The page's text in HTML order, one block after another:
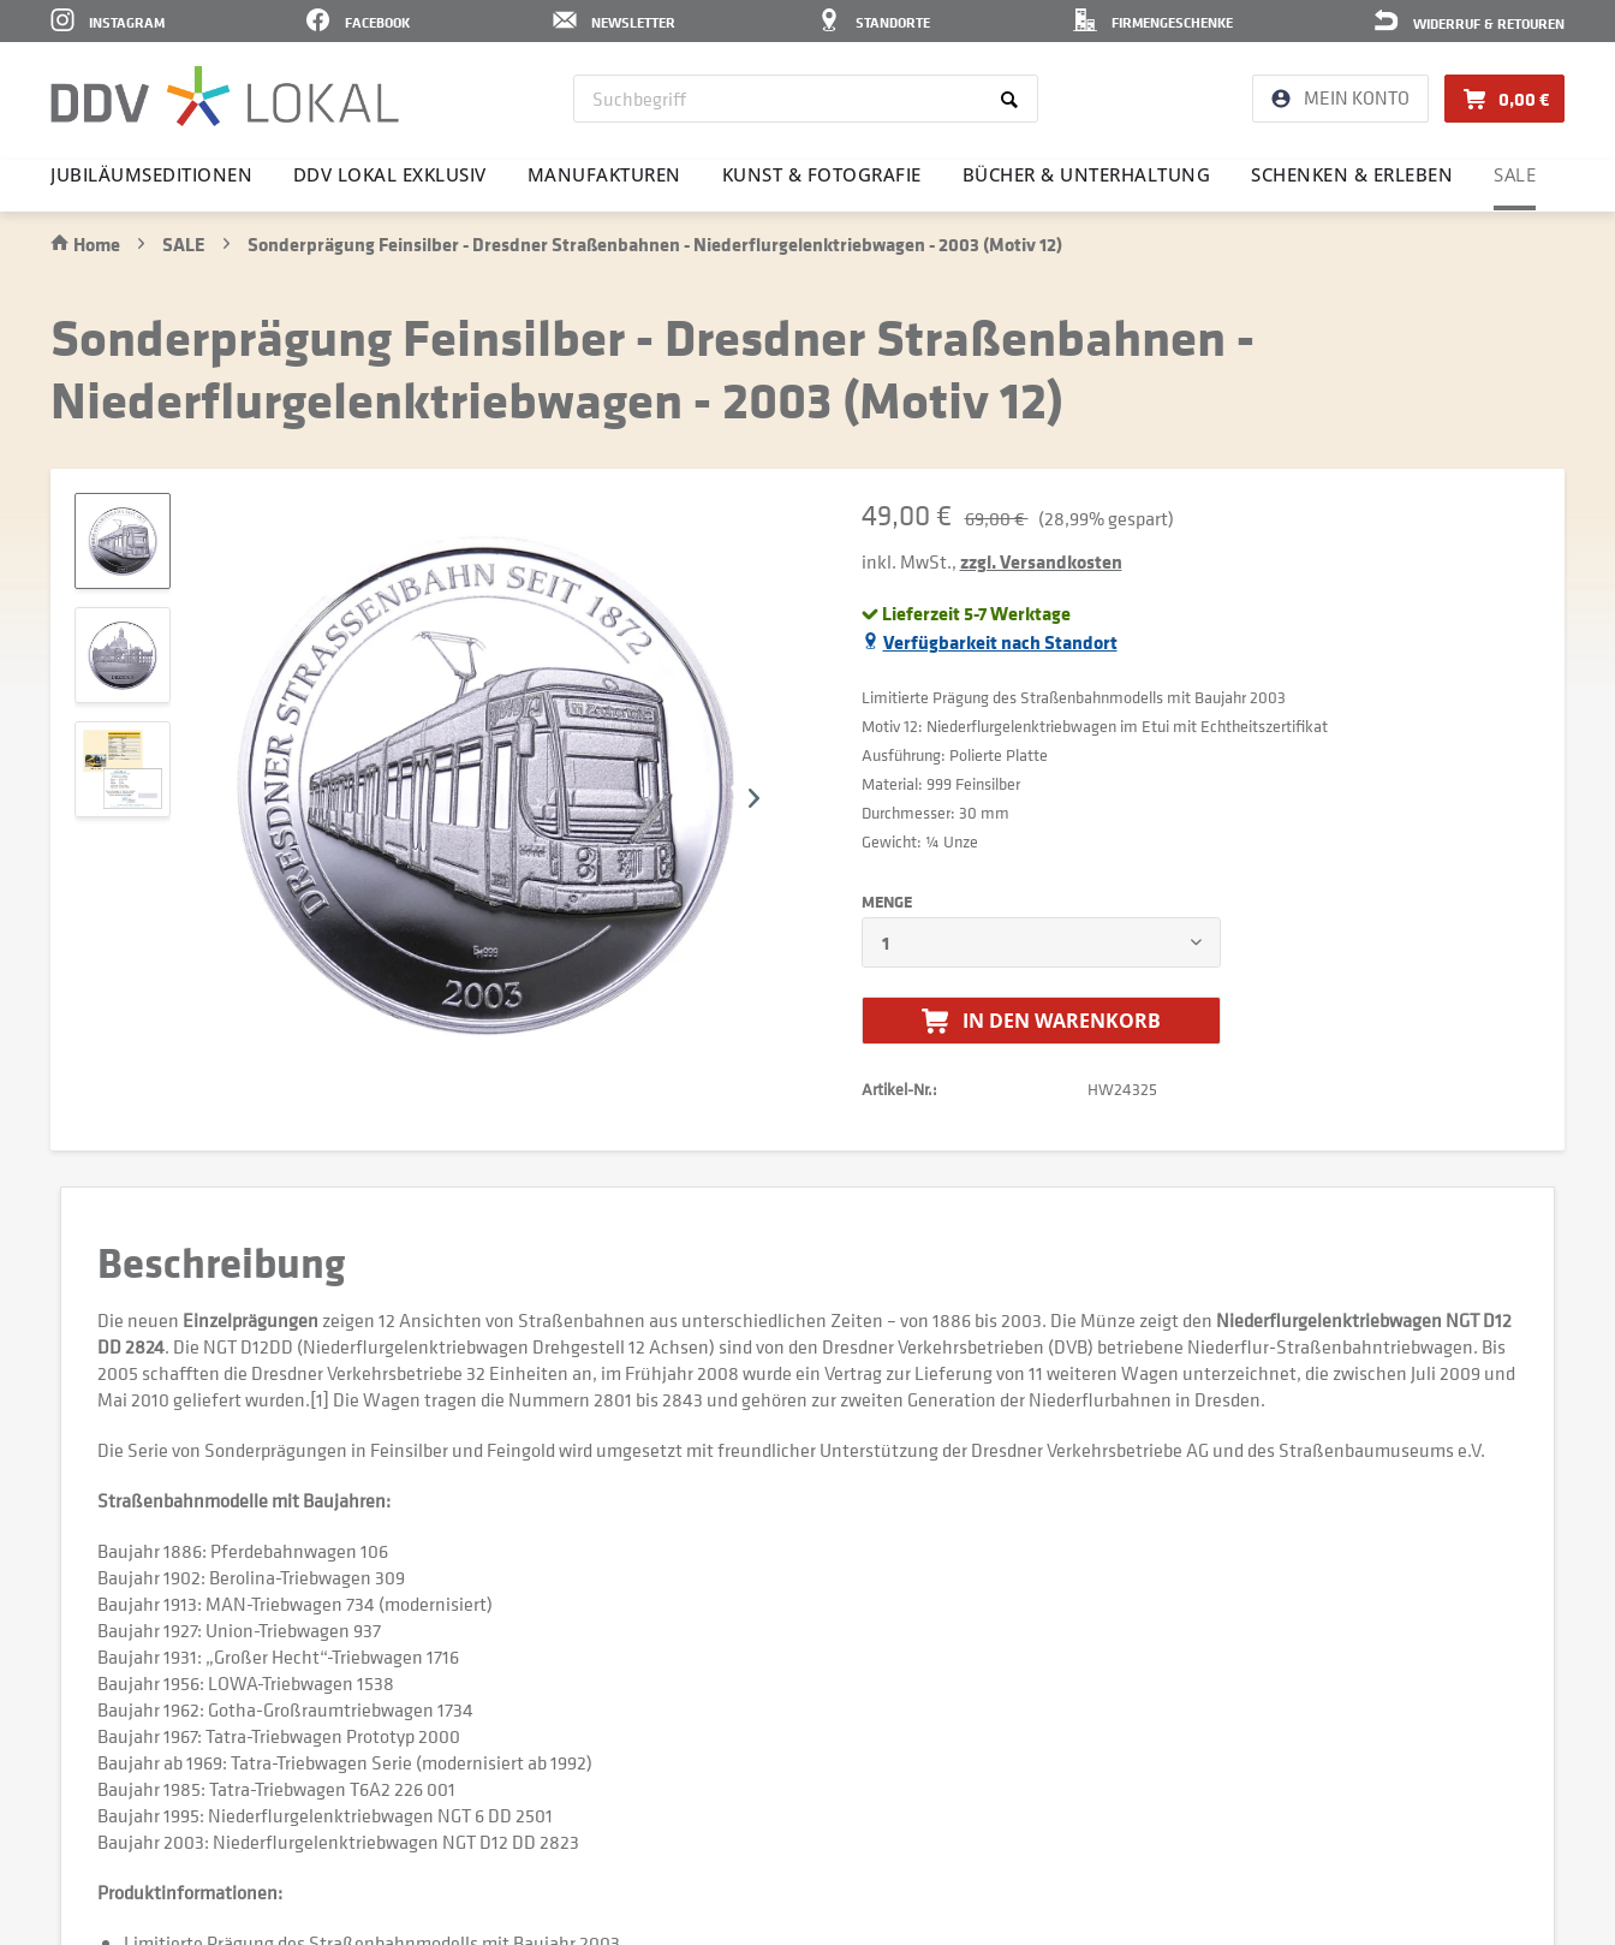
WIDERRUF & RETOUREN
FIRMENGESCHENKE
STANDORTE
NEWSLETTER
FACEBOOK
INSTAGRAM
MEIN KONTO 0,00 €
JUBI­LÄ­UMS­E­DI­TIONEN DDV LOKAL EXKLUSIV MANU­FAK­TUREN KUNST & FOTO­GRAFIE BÜCHER & UNTER­HAL­TUNG SCHENKEN & ERLEBEN SALE
Home SALE Sonderprägung Feinsilber - Dresdner Straßenbahnen - Niederflurgelenktriebwagen - 2003 (Motiv 12)
Sonderprägung Feinsilber - Dresdner Straßenbahnen -
Niederflurgelenktriebwagen - 2003 (Motiv 12)
49,00 € 69,00 € (28,99% gespart)
inkl. MwSt.,zzgl. Versandkosten
Lieferzeit 5-7 Werktage
Verfügbarkeit nach Standort
Limitierte Prägung des Straßenbahnmodells mit Baujahr 2003
Motiv 12: Niederflurgelenktriebwagen im Etui mit Echtheitszertifikat
Ausführung: Polierte Platte
Material: 999 Feinsilber
Durchmesser: 30 mm
Gewicht: ¼ Unze
MENGE
IN DEN WARENKORB
Artikel-Nr.: HW24325
Beschreibung
Die neuen Einzelprägungen zeigen 12 Ansichten von Straßenbahnen aus unterschiedlichen Zeiten – von 1886 bis 2003. Die Münze zeigt den Niederflurgelenktriebwagen NGT D12
DD 2824. Die NGT D12DD (Niederflurgelenktriebwagen Drehgestell 12 Achsen) sind von den Dresdner Verkehrsbetrieben (DVB) betriebene Niederflur-Straßenbahntriebwagen. Bis
2005 schafften die Dresdner Verkehrsbetriebe 32 Einheiten an, im Frühjahr 2008 wurde ein Vertrag zur Lieferung von 11 weiteren Wagen unterzeichnet, die zwischen Juli 2009 und
Mai 2010 geliefert wurden.[1] Die Wagen tragen die Nummern 2801 bis 2843 und gehören zur zweiten Generation der Niederflurbahnen in Dresden.
Die Serie von Sonderprägungen in Feinsilber und Feingold wird umgesetzt mit freundlicher Unterstützung der Dresdner Verkehrsbetriebe AG und des Straßenbaumuseums e.V.
Straßenbahnmodelle mit Baujahren:
Baujahr 1886: Pferdebahnwagen 106
Baujahr 1902: Berolina-Triebwagen 309
Baujahr 1913: MAN-Triebwagen 734 (modernisiert)
Baujahr 1927: Union-Triebwagen 937
Baujahr 1931: „Großer Hecht“-Triebwagen 1716
Baujahr 1956: LOWA-Triebwagen 1538
Baujahr 1962: Gotha-Großraumtriebwagen 1734
Baujahr 1967: Tatra-Triebwagen Prototyp 2000
Baujahr ab 1969: Tatra-Triebwagen Serie (modernisiert ab 1992)
Baujahr 1985: Tatra-Triebwagen T6A2 226 001
Baujahr 1995: Niederflurgelenktriebwagen NGT 6 DD 2501
Baujahr 2003: Niederflurgelenktriebwagen NGT D12 DD 2823
Produktinformationen: